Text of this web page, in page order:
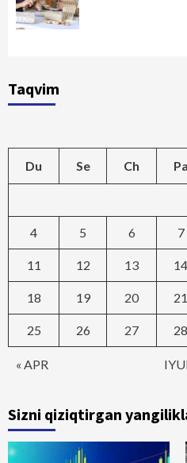
Taqvim
Du Se Ch Pa
« APR
4 5 6 7
11 12 13 14
18 19 20 21
25 26 27 28
Sizni qiziqtirgan